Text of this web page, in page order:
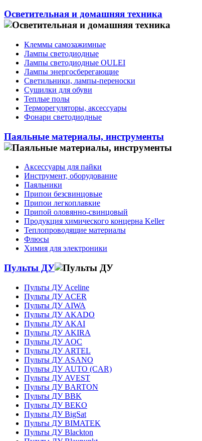
Осветительная и домашняя техника
Клеммы самозажимные
Лампы светодиодные
Лампы светодиодные OULEI
Лампы энергосберегающие
Светильники, лампы-переноски
Сушилки для обуви
Теплые полы
Терморегуляторы, аксессуары
Фонари светодиодные
Паяльные материалы, инструменты
Аксессуары для пайки
Инструмент, оборудование
Паяльники
Припои безсвинцовые
Припои легкоплавкие
Припой оловянно-свинцовый
Продукция химического концерна Keller
Теплопроводящие материалы
Флюсы
Химия для электроники
Пульты ДУ
Пульты ДУ Aceline
Пульты ДУ ACER
Пульты ДУ AIWA
Пульты ДУ AKADO
Пульты ДУ AKAI
Пульты ДУ AKIRA
Пульты ДУ AOC
Пульты ДУ ARTEL
Пульты ДУ ASANO
Пульты ДУ AUTO (CAR)
Пульты ДУ AVEST
Пульты ДУ BARTON
Пульты ДУ BBK
Пульты ДУ BEKO
Пульты ДУ BigSat
Пульты ДУ BIMATEK
Пульты ДУ Blackton